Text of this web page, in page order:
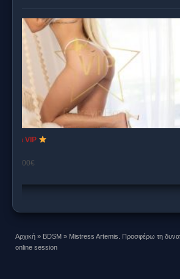
Αρχική » BDSM » Mistress Artemis. Προσφέρω τη
online session